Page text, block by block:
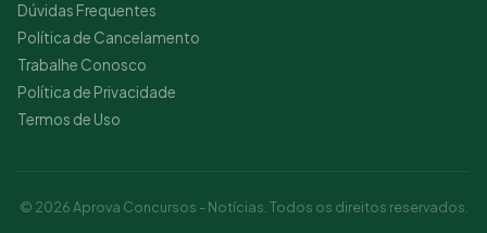
Dúvidas Frequentes
Política de Cancelamento
Trabalhe Conosco
Política de Privacidade
Termos de Uso
© 2026 Aprova Concursos - Notícias. Todos os direitos reservados.